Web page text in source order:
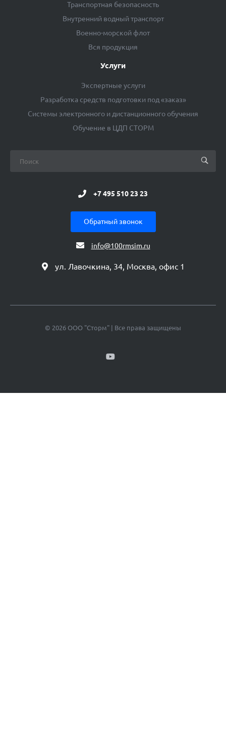
Транспортная безопасность
Внутренний водный транспорт
Военно-морской флот
Вся продукция
Услуги
Экспертные услуги
Разработка средств подготовки под «заказ»
Системы электронного и дистанционного обучения
Обучение в ЦДП СТОРМ
+7 495 510 23 23
Обратный звонок
info@100rmsim.ru
ул. Лавочкина, 34, Москва, офис 1
© 2026 ООО "Сторм" | Все права защищены